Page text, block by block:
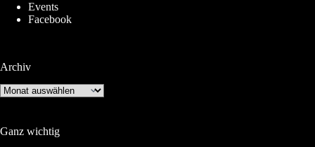
Events
Facebook
Archiv
Archiv
Ganz wichtig